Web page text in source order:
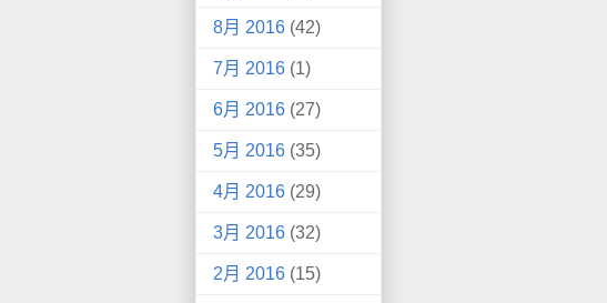
8月 2016 (42)
7月 2016 (1)
6月 2016 (27)
5月 2016 (35)
4月 2016 (29)
3月 2016 (32)
2月 2016 (15)